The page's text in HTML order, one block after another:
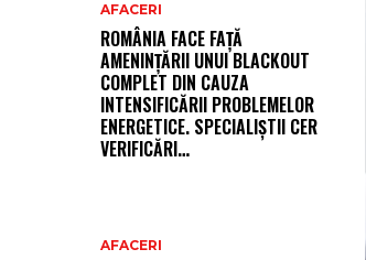
AFACERI
ROMÂNIA FACE FAȚĂ
AMENINȚĂRII UNUI BLACKOUT
COMPLET DIN CAUZA
INTENSIFICĂRII PROBLEMELOR
ENERGETICE. SPECIALIȘTII CER
VERIFICĂRI…
AFACERI